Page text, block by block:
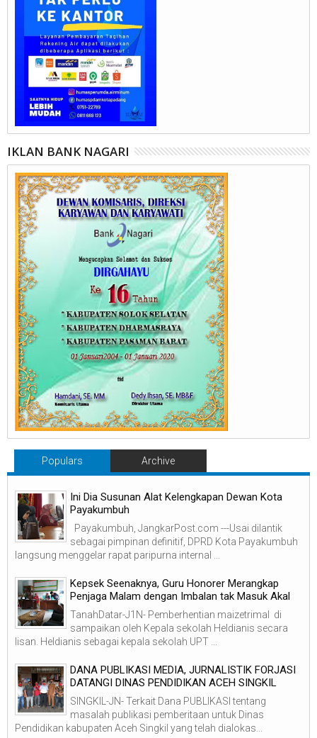
IKLAN BANK NAGARI
Populars Archive
Ini Dia Susunan Alat Kelengkapan Dewan Kota
Payakumbuh
Payakumbuh, JangkarPost.com ---Usai dilantik
sebagai pimpinan definitif, DPRD Kota Payakumbuh
langsung menggelar rapat paripurna internal ...
Kepsek Seenaknya, Guru Honorer Merangkap
Penjaga Malam dengan Imbalan tak Masuk Akal
TanahDatar-J1N- Pemberhentian maizetrimal di
sampaikan oleh Kepala sekolah Heldianis secara
lisan. Heldianis sebagai kepala sekolah UPT ...
DANA PUBLIKASI MEDIA, JURNALISTIK FORJASI
DATANGI DINAS PENDIDIKAN ACEH SINGKIL
SINGKIL-JN- Terkait Dana PUBLIKASI tentang
masalah publikasi pemberitaan untuk Dinas
Pendidikan kabupaten Aceh Singkil yang telah dialokas...